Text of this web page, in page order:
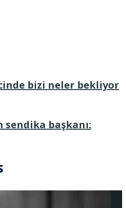
bizi neler bekliyor
sendika başkanı: